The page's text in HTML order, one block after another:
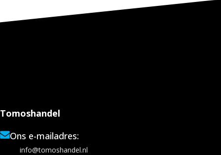
Tomoshandel
Ons e-mailadres:
info@tomoshandel.nl